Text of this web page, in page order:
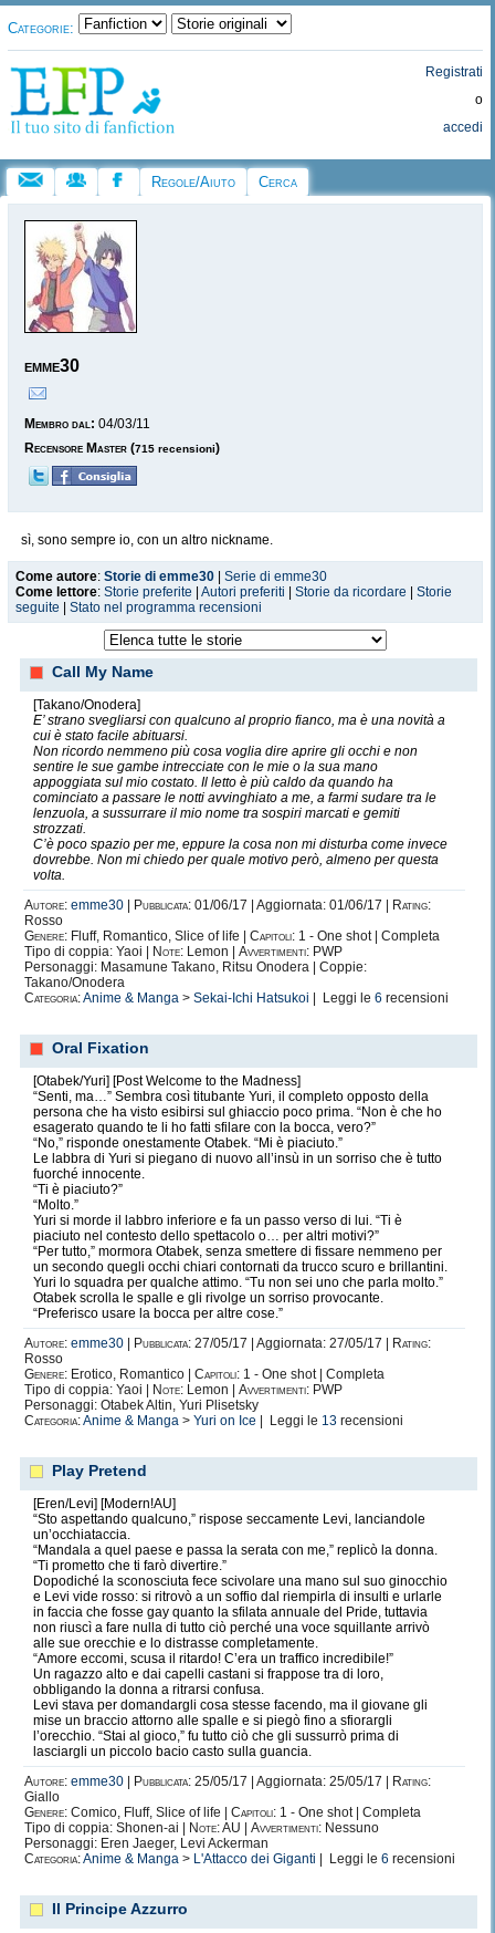
Categorie:
Registrati
o
accedi
Regole/Aiuto Cerca
emme30
Membro dal: 04/03/11
Recensore Master (715 recensioni)
sì, sono sempre io, con un altro nickname.
Come autore: Storie di emme30
Serie di emme30
Come lettore: Storie preferite Autori preferiti Storie da ricordare
Storie
seguite
Stato nel programma recensioni
Call My Name
[Takano/Onodera]
E’ strano svegliarsi con qualcuno al proprio fianco, ma è una novità a
cui è stato facile abituarsi.
Non ricordo nemmeno più cosa voglia dire aprire gli occhi e non
sentire le sue gambe intrecciate con le mie o la sua mano
appoggiata sul mio costato. Il letto è più caldo da quando ha
cominciato a passare le notti avvinghiato a me, a farmi sudare tra le
lenzuola, a sussurrare il mio nome tra sospiri marcati e gemiti
strozzati.
C’è poco spazio per me, eppure la cosa non mi disturba come invece
dovrebbe. Non mi chiedo per quale motivo però, almeno per questa
volta.
Autore: emme30 Pubblicata: 01/06/17 | Aggiornata: 01/06/17 |
Rating:
Rosso
Genere: Fluff, Romantico, Slice of life | Capitoli: 1 - One shot | Completa
Tipo di coppia: Yaoi |
Note: Lemon | Avvertimenti: PWP
Personaggi: Masamune Takano, Ritsu Onodera | Coppie:
Takano/Onodera
Categoria:Anime & Manga > Sekai-Ichi Hatsukoi | Leggi le 6 recensioni
Oral Fixation
[Otabek/Yuri] [Post Welcome to the Madness]
“Senti, ma…” Sembra così titubante Yuri, il completo opposto della
persona che ha visto esibirsi sul ghiaccio poco prima. “Non è che ho
esagerato quando te li ho fatti sfilare con la bocca, vero?”
“No,” risponde onestamente Otabek. “Mi è piaciuto.”
Le labbra di Yuri si piegano di nuovo all’insù in un sorriso che è tutto
fuorché innocente.
“Ti è piaciuto?”
“Molto.”
Yuri si morde il labbro inferiore e fa un passo verso di lui. “Ti è
piaciuto nel contesto dello spettacolo o… per altri motivi?”
“Per tutto,” mormora Otabek, senza smettere di fissare nemmeno per
un secondo quegli occhi chiari contornati da trucco scuro e brillantini.
Yuri lo squadra per qualche attimo. “Tu non sei uno che parla molto.”
Otabek scrolla le spalle e gli rivolge un sorriso provocante.
“Preferisco usare la bocca per altre cose.”
Autore: emme30 Pubblicata: 27/05/17 | Aggiornata: 27/05/17 |
Rating:
Rosso
Genere: Erotico, Romantico | Capitoli: 1 - One shot | Completa
Tipo di coppia: Yaoi |
Note: Lemon | Avvertimenti: PWP
Personaggi: Otabek Altin, Yuri Plisetsky
Categoria:Anime & Manga > Yuri on Ice | Leggi le 13 recensioni
Play Pretend
[Eren/Levi] [Modern!AU]
“Sto aspettando qualcuno,” rispose seccamente Levi, lanciandole
un’occhiataccia.
“Mandala a quel paese e passa la serata con me,” replicò la donna.
“Ti prometto che ti farò divertire.”
Dopodiché la sconosciuta fece scivolare una mano sul suo ginocchio
e Levi vide rosso: si ritrovò a un soffio dal riempirla di insulti e urlarle
in faccia che fosse gay quanto la sfilata annuale del Pride, tuttavia
non riuscì a fare nulla di tutto ciò perché una voce squillante arrivò
alle sue orecchie e lo distrasse completamente.
“Amore eccomi, scusa il ritardo! C’era un traffico incredibile!”
Un ragazzo alto e dai capelli castani si frappose tra di loro,
obbligando la donna a ritrarsi confusa.
Levi stava per domandargli cosa stesse facendo, ma il giovane gli
mise un braccio attorno alle spalle e si piegò fino a sfiorargli
l’orecchio. “Stai al gioco,” fu tutto ciò che gli sussurrò prima di
lasciargli un piccolo bacio casto sulla guancia.
Autore: emme30 Pubblicata: 25/05/17 | Aggiornata: 25/05/17 |
Rating:
Giallo
Genere: Comico, Fluff, Slice of life | Capitoli: 1 - One shot | Completa
Tipo di coppia: Shonen-ai |
Note:AU | Avvertimenti: Nessuno
Personaggi: Eren Jaeger, Levi Ackerman
Categoria:Anime & Manga > L'Attacco dei Giganti | Leggi le 6 recensioni
Il Principe Azzurro